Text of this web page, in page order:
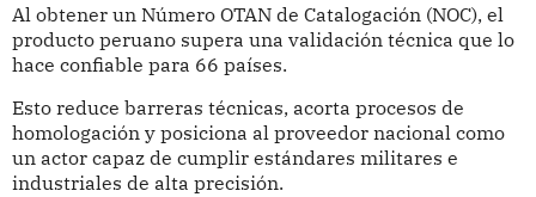
Al obtener un Número OTAN de Catalogación (NOC), el
producto peruano supera una validación técnica que lo
hace confiable para 66 países.
Esto reduce barreras técnicas, acorta procesos de
homologación y posiciona al proveedor nacional como
un actor capaz de cumplir estándares militares e
industriales de alta precisión.